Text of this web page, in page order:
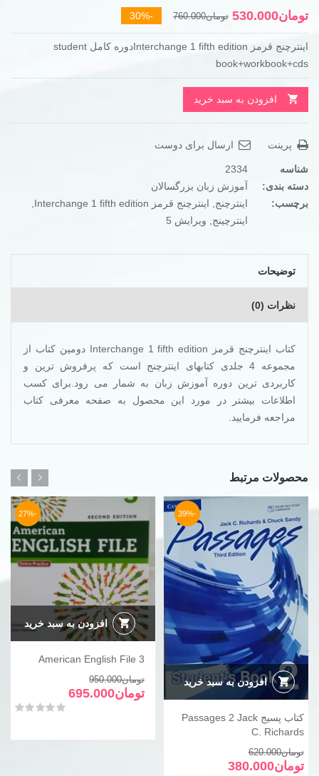
تومان760.000قیمت
تومان760.000
تومان530.000
قیمت
تومان530.000
اینترچنج قرمز Interchange 1 fifth editionدوره کامل student
book+workbook+cds
افزودن به سبد خرید
پرینت ارسال برای دوست
شناسه
2334
دسته بندی:
آموزش زبان بزرگسالان
برچسب:
اینترچنج, اینترچنج قرمز Interchange 1 fifth edition
,
اینترچینج, ویرایش 5
توضیحات
نظرات (0)
کتاب اینترچنج قرمز Interchange 1 fifth edition دومین کتاب از
مجموعه 4 جلدی کتابهای اینترچنج است که پرفروش ترین و
کاربردی ترین دوره آموزش زبان به شمار می رود.برای کسب
اطلاعات بیشتر در مورد این محصول به صفحه
معرفی کتاب
مراجعه فرمایید.
محصولات مرتبط
-39%
افزودن به سبد خرید
کتاب پسیج Passages 2 Jack
C. Richards
تومان620.000قیمت
اصلی
تومان380.000
قیمت
فعلی
-27%
افزودن به سبد خرید
American English File 3
تومان950.000قیمت
اصلی
تومان950.000
تومان695.000
قیمت
فعلی
تومان695.000
امتیاز0از 5